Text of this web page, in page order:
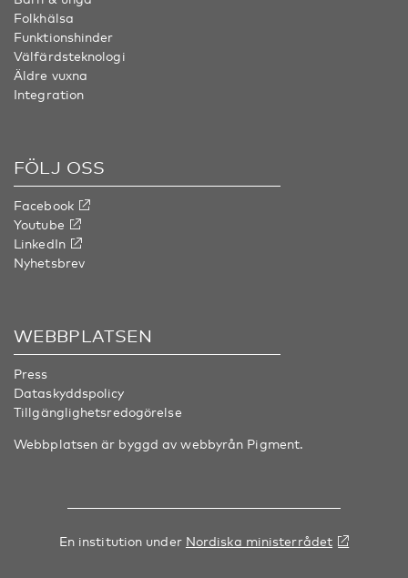
Folkhälsa
Funktionshinder
Välfärdsteknologi
Äldre vuxna
Integration
FÖLJ OSS
Facebook
Youtube
LinkedIn
Nyhetsbrev
WEBBPLATSEN
Press
Dataskyddspolicy
Tillgänglighetsredogörelse
Webbplatsen är byggd av webbyrån Pigment.
En institution under Nordiska ministerrådet